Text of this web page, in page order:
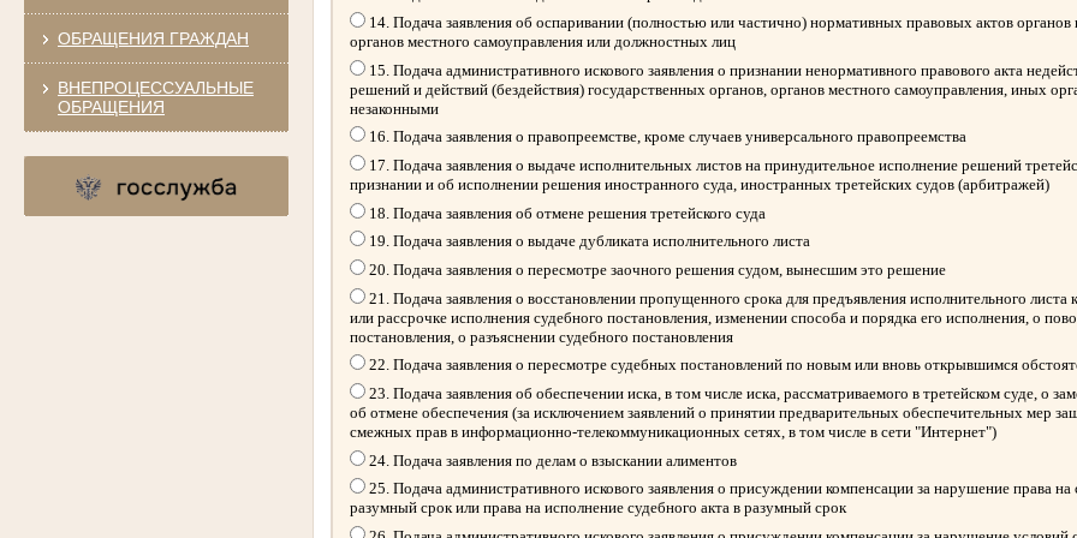
ОБРАЩЕНИЯ ГРАЖДАН
ВНЕПРОЦЕССУАЛЬНЫЕ
ОБРАЩЕНИЯ
14. Подача заявления об оспаривании (полностью или частично) нормативных правовых актов органов
органов местного самоуправления или должностных лиц
15. Подача административного искового заявления о признании ненормативного правового акта
решений и действий (бездействия) государственных органов, органов местного самоуправления, иных
незаконными
16. Подача заявления о правопреемстве, кроме случаев универсального правопреемства
17. Подача заявления о выдаче исполнительных листов на принудительное исполнение решений
признании и об исполнении решения иностранного суда, иностранных третейских судов (арбитражей)
18. Подача заявления об отмене решения третейского суда
19. Подача заявления о выдаче дубликата исполнительного листа
20. Подача заявления о пересмотре заочного решения судом, вынесшим это решение
21. Подача заявления о восстановлении пропущенного срока для предъявления исполнительного
или рассрочке исполнения судебного постановления, изменении способа и порядка его исполнения, о
постановления, о разъяснении судебного постановления
22. Подача заявления о пересмотре судебных постановлений по новым или вновь открывшимся
23. Подача заявления об обеспечении иска, в том числе иска, рассматриваемого в третейском суде, о
об отмене обеспечения (за исключением заявлений о принятии предварительных обеспечительных мер
смежных прав в информационно-телекоммуникационных сетях, в том числе в сети "Интернет")
24. Подача заявления по делам о взыскании алиментов
25. Подача административного искового заявления о присуждении компенсации за нарушение права на
разумный срок или права на исполнение судебного акта в разумный срок